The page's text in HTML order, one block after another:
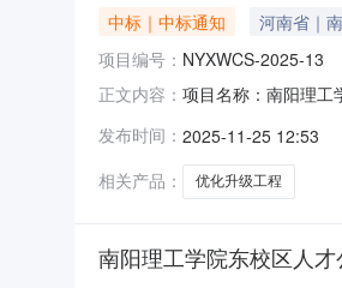
中标｜中标通知 河南省｜
项目编号： NYXWCS-2025-13
正文内容： 项目名称：南阳理工
发布时间： 2025-11-25 12:53
相关产品：
优化升级工程
南阳理工学院东校区人